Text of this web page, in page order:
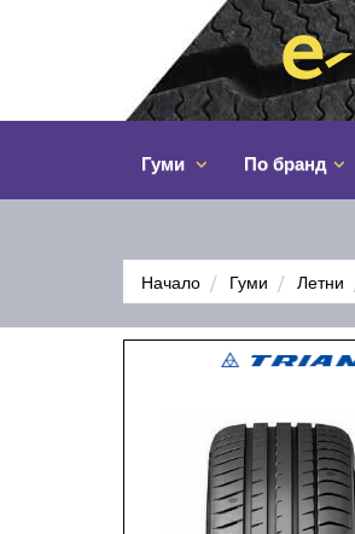
Гуми По бранд
Начало Гуми Летни